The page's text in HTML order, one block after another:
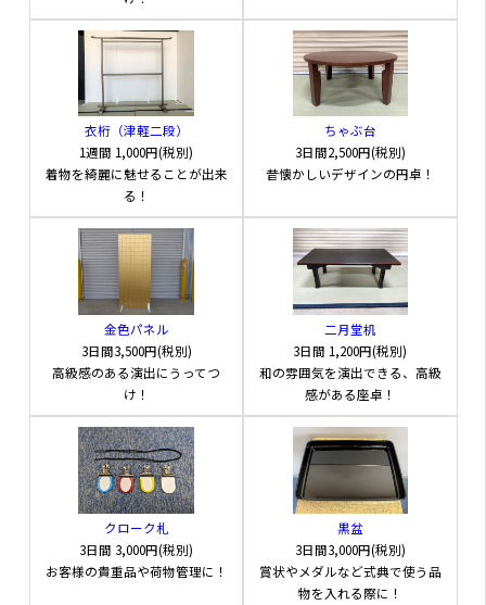
衣桁（津軽二段）
1週間 1,000円(税別)
着物を綺麗に魅せることが出来
る！
ちゃぶ台
3日間2,500円(税別)
昔懐かしいデザインの円卓！
金色パネル
3日間3,500円(税別)
高級感のある演出にうってつ
け！
二月堂机
3日間 1,200円(税別)
和の雰囲気を演出できる、高級
感がある座卓！
クローク札
3日間 3,000円(税別)
お客様の貴重品や荷物管理に！
黒盆
3日間3,000円(税別)
賞状やメダルなど式典で使う品
物を入れる際に！